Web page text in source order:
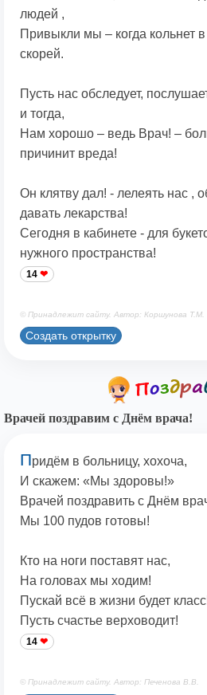
людей ,
Привыкли мы – когда кольнет
скорей.
Пусть нас обследует,
и тогда,
Нам хорошо – ведь Врач! –
причинит вреда!
Он клятву дал! - лелеять нас ,
давать лекарства!
Сегодня в кабинете - для
нужного пространства!
14
© Принадлежит сайту. Автор: Коршунова Т.М.
Создать открытку
Врачей поздравим с Днём врача!
Придём в больницу, хохоча,
И скажем: «Мы здоровы!»
Врачей поздравить с Днём
Мы 100 пудов готовы!
Кто на ноги поставят нас,
На головах мы ходим!
Пускай всё в жизни будет
Пусть счастье верховодит!
14
© Принадлежит сайту. Автор: Печенова В.В.